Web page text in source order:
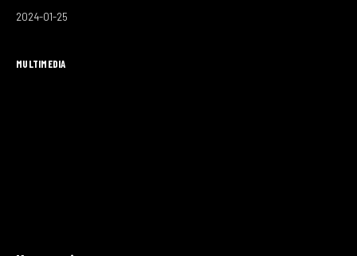
2024-01-25
MULTIMEDIA